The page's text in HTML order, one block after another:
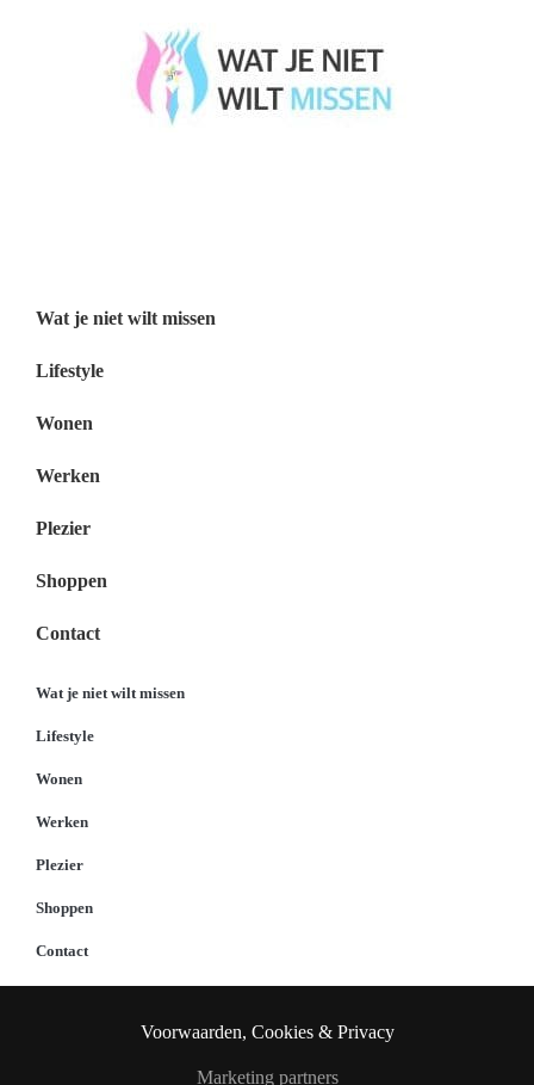
Wat je niet wilt missen
Lifestyle
Wonen
Werken
Plezier
Shoppen
Contact
Wat je niet wilt missen
Lifestyle
Wonen
Werken
Plezier
Shoppen
Contact
Voorwaarden, Cookies & Privacy
Marketing partners